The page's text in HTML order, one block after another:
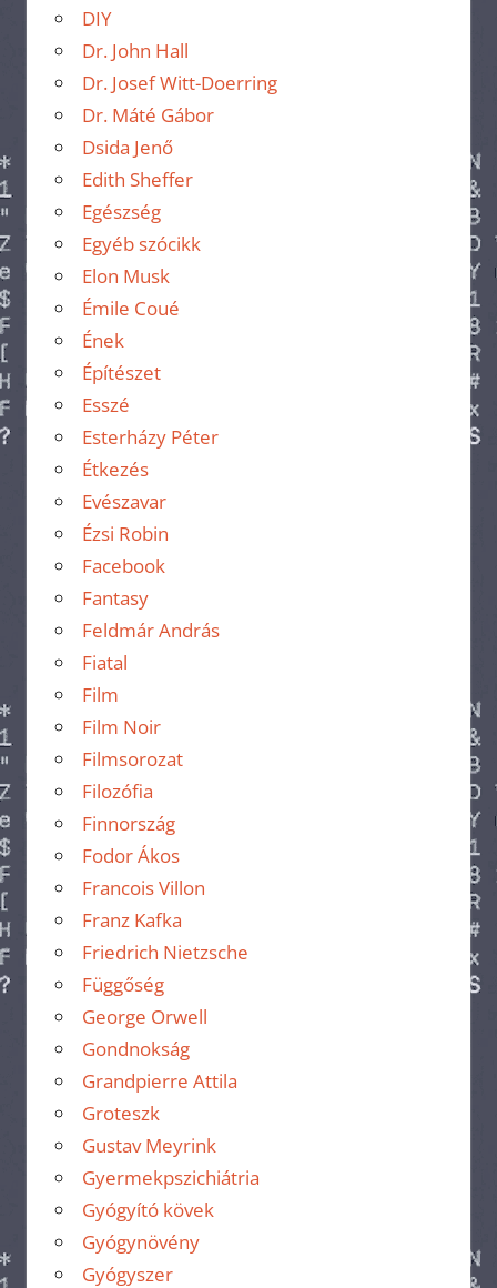
DIY
Dr. John Hall
Dr. Josef Witt-Doerring
Dr. Máté Gábor
Dsida Jenő
Edith Sheffer
Egészség
Egyéb szócikk
Elon Musk
Émile Coué
Ének
Építészet
Esszé
Esterházy Péter
Étkezés
Evészavar
Ézsi Robin
Facebook
Fantasy
Feldmár András
Fiatal
Film
Film Noir
Filmsorozat
Filozófia
Finnország
Fodor Ákos
Francois Villon
Franz Kafka
Friedrich Nietzsche
Függőség
George Orwell
Gondnokság
Grandpierre Attila
Groteszk
Gustav Meyrink
Gyermekpszichiátria
Gyógyító kövek
Gyógynövény
Gyógyszer